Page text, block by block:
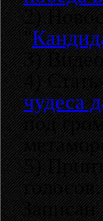
2)
"
3)
4)
чудеса
под
5)
голосов:
Записан